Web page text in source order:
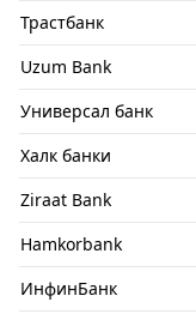
Трастбанк
Uzum Bank
Универсал банк
Халк банки
Ziraat Bank
Hamkorbank
ИнфинБанк